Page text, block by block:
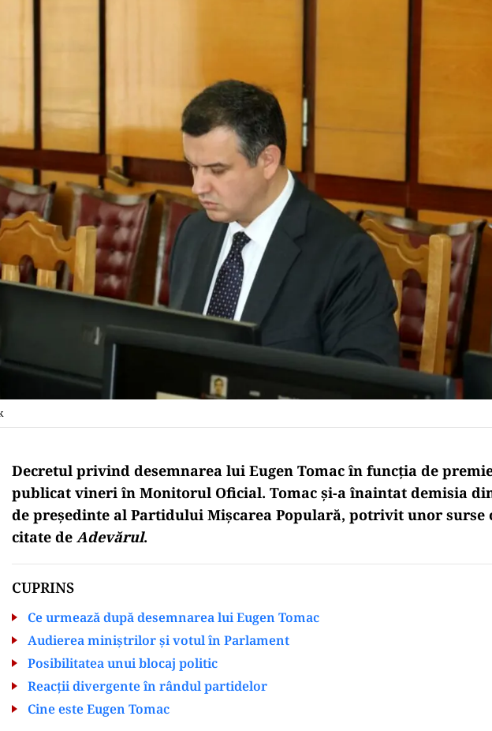
Decretul privind desemnarea lui Eugen Tomac în funcția de
publicat vineri în Monitorul Oficial. Tomac și-a înaintat demisia
de președinte al Partidului Mișcarea Populară, potrivit unor surse
citate de Adevărul.
CUPRINS
Ce urmează după desemnarea lui Eugen Tomac
Audierea miniștrilor și votul în Parlament
Posibilitatea unui blocaj politic
Reacții divergente în rândul partidelor
Cine este Eugen Tomac